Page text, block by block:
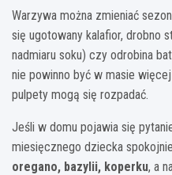
Warzywa można zmieniać
się ugotowany kalafior, drobno
nadmiaru soku) czy odrobina
nie powinno być w masie
pulpety mogą się rozpadać.
Jeśli w domu pojawia się
miesięcznego dziecka
oregano, bazylii, koperku, a